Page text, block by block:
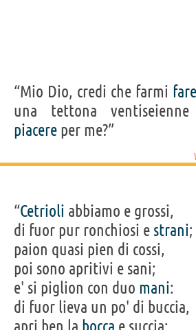
“Mio Dio, credi che farmi fare
una tettona
piacere per me?”
“Cetrioli abbiamo e grossi,
di fuor pur ronchiosi e strani;
paion quasi pien di cossi,
poi sono apritivi e sani;
e' si piglion con duo mani:
di fuor lieva un po' di buccia,
apri ben la bocca e succia;